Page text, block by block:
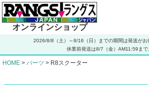
ヘ
ダ
エ
オンラインショップ
2026/8/8（土）～8/16（日）までの期間は発送がお
休業前発送は8/7（金）AM11:59まで
HOME パーツ R8スクーター